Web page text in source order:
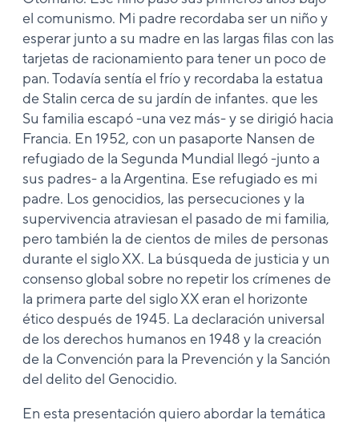
el comunismo. Mi padre recordaba ser un niño y
esperar junto a su madre en las largas filas con las
tarjetas de racionamiento para tener un poco de
pan. Todavía sentía el frío y recordaba la estatua
de Stalin cerca de su jardín de infantes. que les
Su familia escapó -una vez más- y se dirigió hacia
Francia. En 1952, con un pasaporte Nansen de
refugiado de la Segunda Mundial llegó -junto a
sus padres- a la Argentina. Ese refugiado es mi
padre. Los genocidios, las persecuciones y la
supervivencia atraviesan el pasado de mi familia,
pero también la de cientos de miles de personas
durante el siglo XX. La búsqueda de justicia y un
consenso global sobre no repetir los crímenes de
la primera parte del siglo XX eran el horizonte
ético después de 1945. La declaración universal
de los derechos humanos en 1948 y la creación
de la Convención para la Prevención y la Sanción
del delito del Genocidio.
En esta presentación quiero abordar la temática